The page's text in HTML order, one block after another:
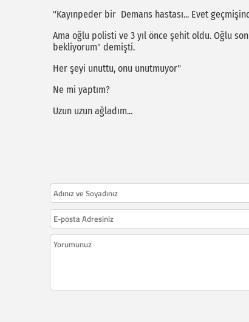
"Kayınpeder bir Demans hastası... Evet
Ama oğlu polisti ve 3 yıl önce şehit oldu. Oğlu
bekliyorum" demişti.
Her şeyi unuttu, onu unutmuyor"
Ne mi yaptım?
Uzun uzun ağladım...